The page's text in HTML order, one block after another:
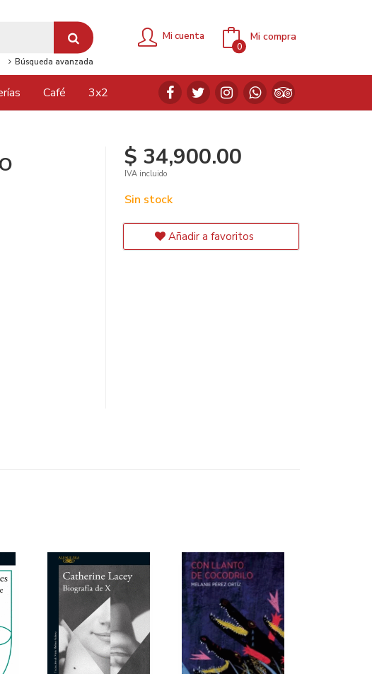
Búsqueda avanzada
Mi cuenta Mi compra
0
Café 3x2
$ 34,900.00
IVA incluido
Sin stock
Añadir a favoritos